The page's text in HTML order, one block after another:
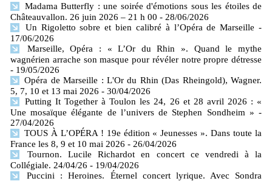
Madama Butterfly : une soirée d'émotions sous les étoiles de
Châteauvallon. 26 juin 2026 – 21 h 00 - 28/06/2026
Un Rigoletto sobre et bien calibré à l’Opéra de Marseille -
17/06/2026
Marseille, Opéra : « L’Or du Rhin ». Quand le mythe
wagnérien arrache son masque pour révéler notre propre détresse
- 19/05/2026
Opéra de Marseille : L'Or du Rhin (Das Rheingold), Wagner.
5, 7, 10 et 13 mai 2026 - 30/04/2026
Putting It Together à Toulon les 24, 26 et 28 avril 2026 : «
Une mosaïque élégante de l’univers de Stephen Sondheim » -
27/04/2026
TOUS À L’OPÉRA ! 19e édition « Jeunesses ». Dans toute la
France les 8, 9 et 10 mai 2026 - 26/04/2026
Tournon. Lucile Richardot en concert ce vendredi à la
Collégiale. 24/04/26 - 19/04/2026
Puccini : Heroines. Éternel concert lyrique. Avec Sondra